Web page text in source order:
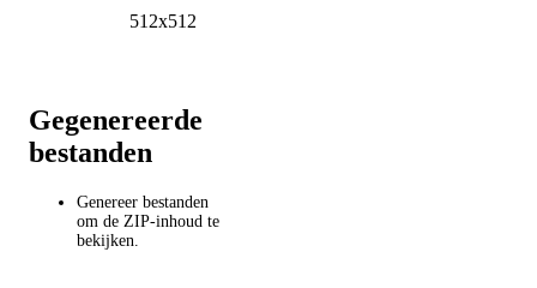
512x512
Gegenereerde
bestanden
Genereer bestanden
om de ZIP-inhoud te
bekijken.